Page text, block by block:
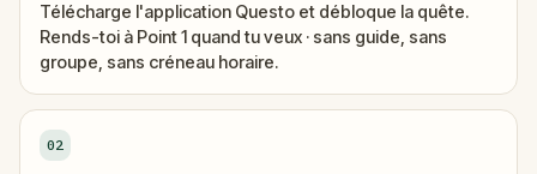
Télécharge l'application Questo et débloque la quête.
Rends-toi à Point 1 quand tu veux · sans guide, sans
groupe, sans créneau horaire.
02